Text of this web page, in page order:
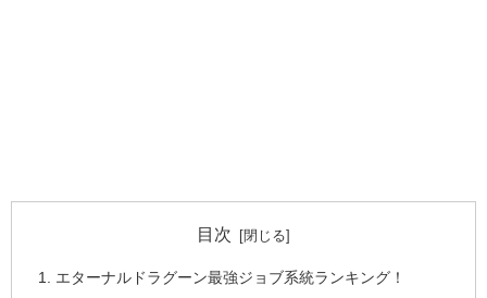
目次
エターナルドラグーン最強ジョブ系統ランキング！